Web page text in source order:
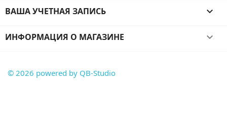
ВАША УЧЕТНАЯ ЗАПИСЬ 
ИНФОРМАЦИЯ О МАГАЗИНЕ keyboard_arrow_down
© 2026 powered by QB-Studio